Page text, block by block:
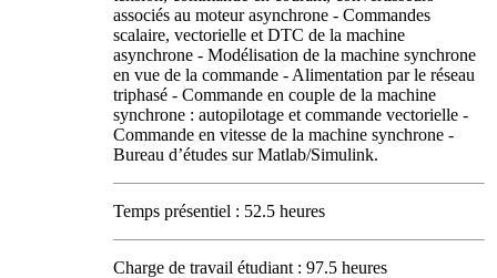
associés au moteur asynchrone - Commandes
scalaire, vectorielle et DTC de la machine
asynchrone - Modélisation de la machine synchrone
en vue de la commande - Alimentation par le réseau
triphasé - Commande en couple de la machine
synchrone : autopilotage et commande vectorielle -
Commande en vitesse de la machine synchrone -
Bureau d’études sur Matlab/Simulink.
Temps présentiel : 52.5 heures
Charge de travail étudiant : 97.5 heures